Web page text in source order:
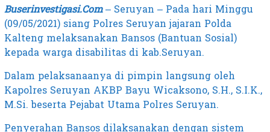
Buserinvestigasi.Com– Seruyan – Pada hari Minggu
(09/05/2021) siang Polres Seruyan jajaran Polda
Kalteng melaksanakan Bansos (Bantuan Sosial)
kepada warga disabilitas di kab.Seruyan.
Dalam pelaksanaanya di pimpin langsung oleh
Kapolres Seruyan AKBP Bayu Wicaksono, S.H., S.I.K.,
M.Si. beserta Pejabat Utama Polres Seruyan.
Penyerahan Bansos dilaksanakan dengan sistem